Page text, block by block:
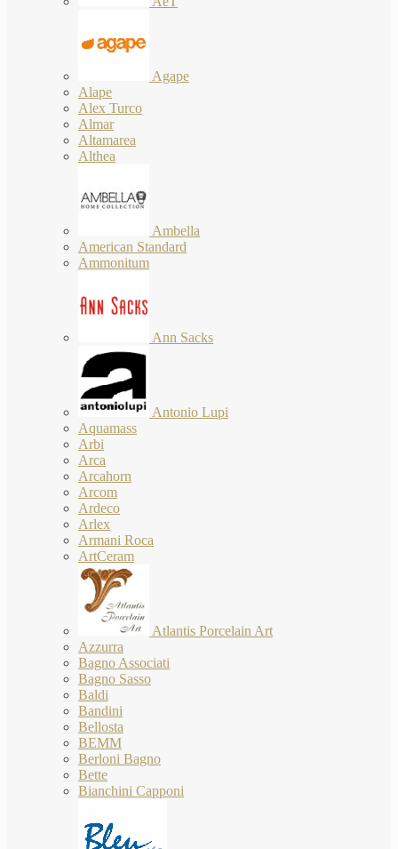
Agape
Alape
Alex Turco
Almar
Altamarea
Althea
Ambella
American Standard
Ammonitum
Ann Sacks
Antonio Lupi
Aquamass
Arbi
Arca
Arcahorn
Arcom
Ardeco
Arlex
Armani Roca
ArtCeram
Atlantis Porcelain Art
Azzurra
Bagno Associati
Bagno Sasso
Baldi
Bandini
Bellosta
BEMM
Berloni Bagno
Bette
Bianchini Capponi